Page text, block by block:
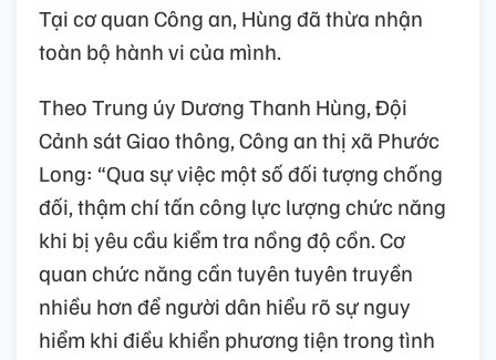
Tại cơ quan Công an, Hùng đã thừa nhận
toàn bộ hành vi của mình.
Theo Trung úy Dương Thanh Hùng, Đội
Cảnh sát Giao thông, Công an thị xã Phước
Long: “Qua sự việc một số đối tượng chống
đối, thậm chí tấn công lực lượng chức năng
khi bị yêu cầu kiểm tra nồng độ cồn. Cơ
quan chức năng cần tuyên tuyên truyền
nhiều hơn để người dân hiểu rõ sự nguy
hiểm khi điều khiển phương tiện trong tình